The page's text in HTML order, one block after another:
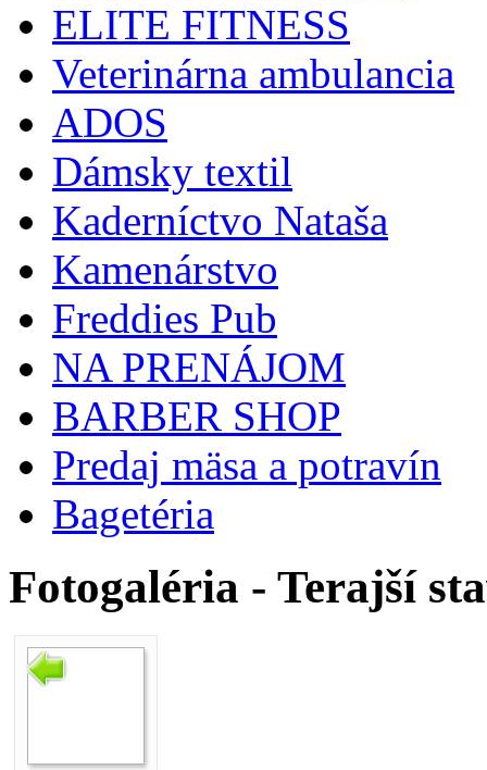
ELITE FITNESS
Veterinárna ambulancia
ADOS
Dámsky textil
Kaderníctvo Nataša
Kamenárstvo
Freddies Pub
NA PRENÁJOM
BARBER SHOP
Predaj mäsa a potravín
Bagetéria
Fotogaléria - Terajší